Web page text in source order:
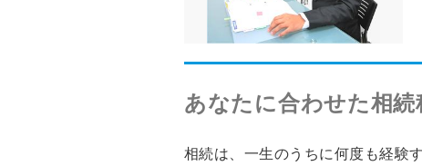
あなたに合わせた相
相続は、一生のうちに何度も経験